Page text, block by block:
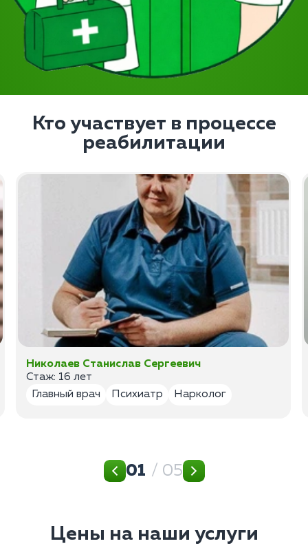
Кто участвует в процессе
реабилитации
Николаев Станислав Сергеевич
Стаж: 16 лет
Главный врач
Психиатр Нарколог
01 / 05
Цены на наши услуги